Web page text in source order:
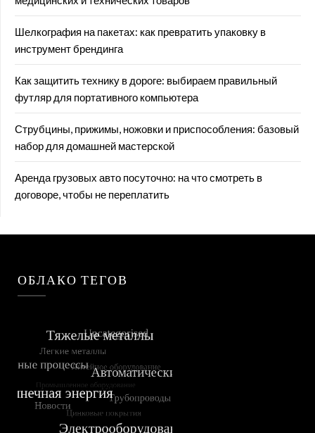
Шелкография на пакетах: как превратить упаковку в
инструмент брендинга
Как защитить технику в дороге: выбираем правильный
футляр для портативного компьютера
Струбцины, прижимы, ножовки и приспособления: базовый
набор для домашней мастерской
Аренда грузовых авто посуточно: на что смотреть в
договоре, чтобы не переплатить
ОБЛАКО ТЕГОВ